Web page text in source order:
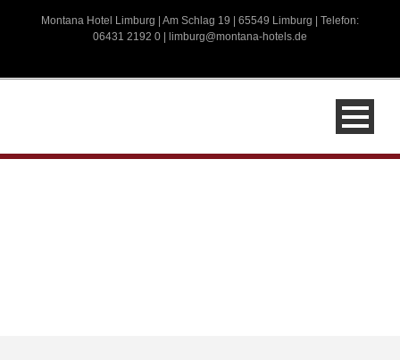
Montana Hotel Limburg | Am Schlag 19 | 65549 Limburg | Telefon:
06431 2192 0 |
limburg@montana-hotels.de